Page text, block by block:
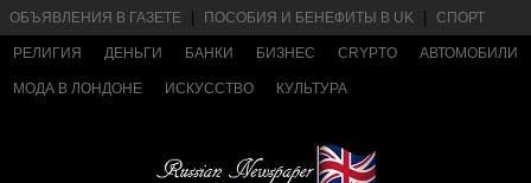
ОБЪЯВЛЕНИЯ В ГАЗЕТЕ ПОСОБИЯ И БЕНЕФИТЫ В UK СПОРТ
РЕЛИГИЯ ДЕНЬГИ БАНКИ БИЗНЕС CRYPTO АВТОМОБИЛИ
МОДА В ЛОНДОНЕ ИСКУССТВО КУЛЬТУРА